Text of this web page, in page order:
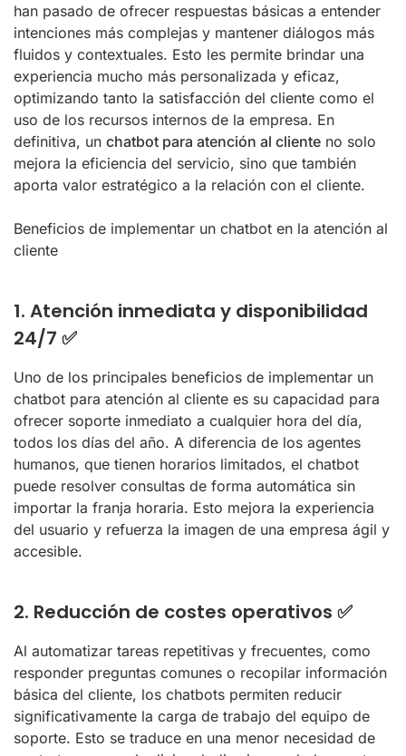
han pasado de ofrecer respuestas básicas a entender
intenciones más complejas y mantener diálogos más
fluidos y contextuales. Esto les permite brindar una
experiencia mucho más personalizada y eficaz,
optimizando tanto la satisfacción del cliente como el
uso de los recursos internos de la empresa. En
definitiva, un chatbot para atención al cliente no solo
mejora la eficiencia del servicio, sino que también
aporta valor estratégico a la relación con el cliente.
Beneficios de implementar un chatbot en la atención al
cliente
1. Atención inmediata y disponibilidad
24/7 ✅
Uno de los principales beneficios de implementar un
chatbot para atención al cliente es su capacidad para
ofrecer soporte inmediato a cualquier hora del día,
todos los días del año. A diferencia de los agentes
humanos, que tienen horarios limitados, el chatbot
puede resolver consultas de forma automática sin
importar la franja horaria. Esto mejora la experiencia
del usuario y refuerza la imagen de una empresa ágil y
accesible.
2. Reducción de costes operativos ✅
Al automatizar tareas repetitivas y frecuentes, como
responder preguntas comunes o recopilar información
básica del cliente, los chatbots permiten reducir
significativamente la carga de trabajo del equipo de
soporte. Esto se traduce en una menor necesidad de